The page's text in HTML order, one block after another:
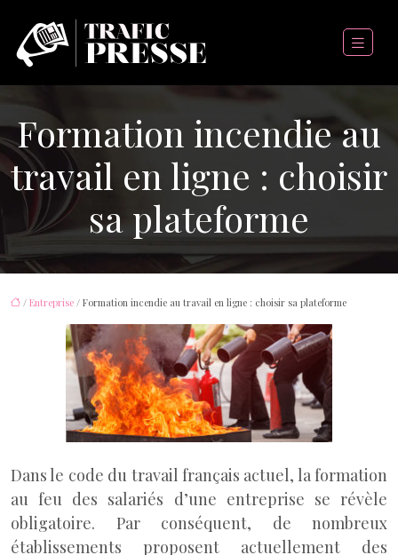
Formation incendie au
travail en ligne : choisir
sa plateforme
/ Entreprise / Formation incendie au travail en ligne : choisir sa plateforme
Dans le code du travail français actuel, la formation
au feu des salariés d’une entreprise se révèle
obligatoire. Par conséquent, de nombreux
établissements proposent actuellement des